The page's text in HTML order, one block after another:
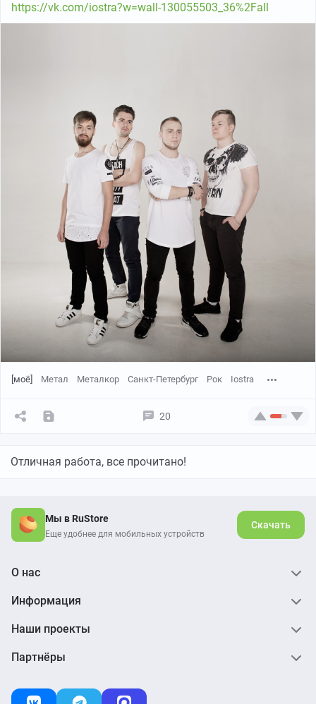
https://vk.com/iostra?w=wall-130055503_36%2Fall
[моё] Метал Металкор Санкт-Петербург Рок Iostra
20
Отличная работа, все прочитано!
Мы в RuStore
Еще удобнее для мобильных устройств
Скачать
О нас
Информация
Наши проекты
Партнёры